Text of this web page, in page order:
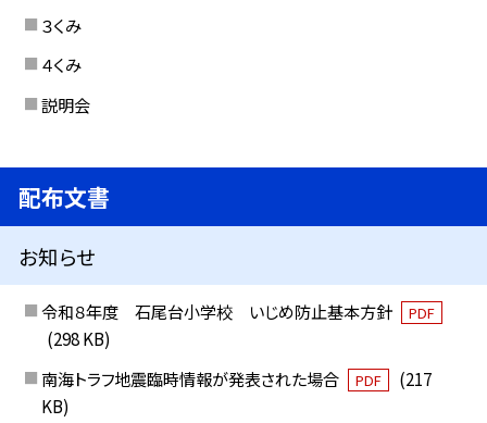
３くみ
４くみ
説明会
配布文書
お知らせ
令和８年度 石尾台小学校 いじめ防止基本方針 PDF
(298 KB)
南海トラフ地震臨時情報が発表された場合
PDF
(217
KB)